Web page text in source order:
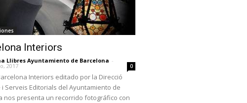
Interiors
Llibres Ayuntamiento de Barcelona -
2017 0
Interiors editado por la Direcció
i Serveis Editorials del Ayuntamiento de
nos presenta un recorrido fotográfico con